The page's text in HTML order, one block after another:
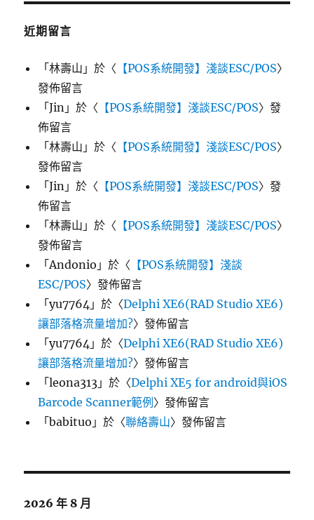
近期留言
「林壽山 」於〈 【POS系統開發】淺談ESC/POS〉
發佈留言
「Jin 」於〈 【POS系統開發】淺談ESC/POS〉發
佈留言
「林壽山 」於〈 【POS系統開發】淺談ESC/POS〉
發佈留言
「Jin 」於〈 【POS系統開發】淺談ESC/POS〉發
佈留言
「林壽山 」於〈 【POS系統開發】淺談ESC/POS〉
發佈留言
「Andonio 」於〈 【POS系統開發】淺談
ESC/POS〉發佈留言
「yu7764 」於〈Delphi XE6(RAD Studio XE6)
讓部落格流量增加?〉發佈留言
「yu7764 」於〈Delphi XE6(RAD Studio XE6)
讓部落格流量增加?〉發佈留言
「leona313 」於〈Delphi XE5 for android與iOS
Barcode Scanner範例 〉發佈留言
「babituo 」於〈聯絡壽山〉發佈留言
2026 年 8 月